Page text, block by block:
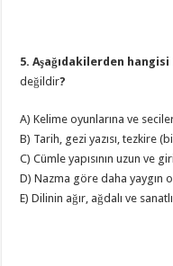
5. Aşağıdakilerden
değildir?
A) Kelime oyunlarına ve
B) Tarih, gezi yazısı, tezkire
C) Cümle yapısının uzun ve
D) Nazma göre daha yaygın
E) Dilinin ağır, ağdalı ve